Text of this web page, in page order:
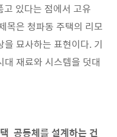
있다는 점에서 고유
목은 청파동 주택의 리모
묘사하는 표현이다. 기
재료와 시스템을 덧대
공동체를 설계하는 건